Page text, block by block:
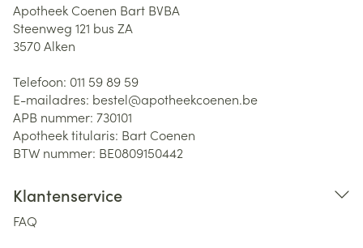
Apotheek Coenen Bart BVBA
Steenweg 121 bus ZA
3570Alken
Telefoon: 011 59 89 59
E-mailadres: bestel@apotheekcoenen.be
APB nummer: 730101
Apotheek titularis: Bart Coenen
BTW nummer: BE0809150442
Klantenservice
FAQ